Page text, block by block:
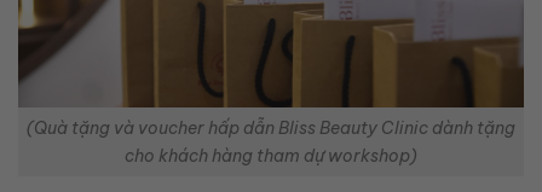
(Quà tặng và voucher hấp dẫn Bliss Beauty Clinic dành tặng
cho khách hàng tham dự workshop)